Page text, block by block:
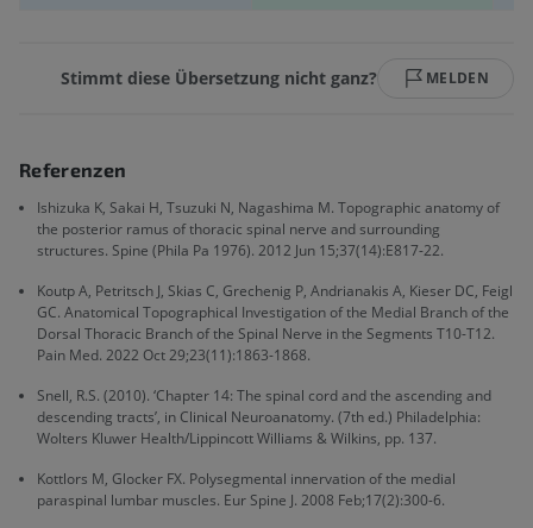
Stimmt diese Übersetzung nicht ganz? MELDEN
Referenzen
Ishizuka K, Sakai H, Tsuzuki N, Nagashima M. Topographic anatomy of
the posterior ramus of thoracic spinal nerve and surrounding
structures. Spine (Phila Pa 1976). 2012 Jun 15;37(14):E817-22.
Koutp A, Petritsch J, Skias C, Grechenig P, Andrianakis A, Kieser DC, Feigl
GC. Anatomical Topographical Investigation of the Medial Branch of the
Dorsal Thoracic Branch of the Spinal Nerve in the Segments T10-T12.
Pain Med. 2022 Oct 29;23(11):1863-1868.
Snell, R.S. (2010). ‘Chapter 14: The spinal cord and the ascending and
descending tracts’, in Clinical Neuroanatomy. (7th ed.) Philadelphia:
Wolters Kluwer Health/Lippincott Williams & Wilkins, pp. 137.
Kottlors M, Glocker FX. Polysegmental innervation of the medial
paraspinal lumbar muscles. Eur Spine J. 2008 Feb;17(2):300-6.